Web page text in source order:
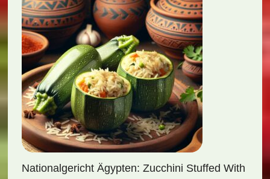
Nationalgericht Ägypten: Zucchini Stuffed With